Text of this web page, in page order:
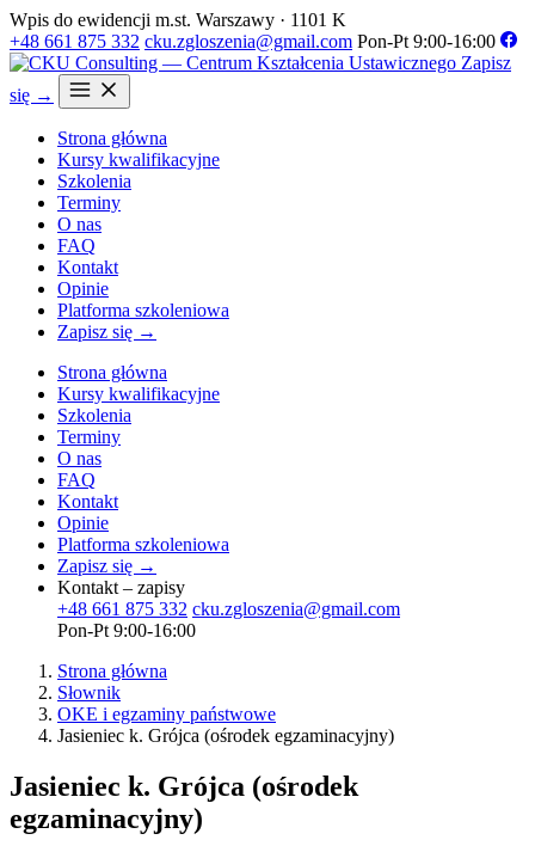
Wpis do ewidencji m.st. Warszawy · 1101 K
+48 661 875 332 cku.zgloszenia@gmail.com Pon-Pt 9:00-16:00
Zapisz
się →
Strona główna
Kursy kwalifikacyjne
Szkolenia
Terminy
O nas
FAQ
Kontakt
Opinie
Platforma szkoleniowa
Zapisz się →
Strona główna
Kursy kwalifikacyjne
Szkolenia
Terminy
O nas
FAQ
Kontakt
Opinie
Platforma szkoleniowa
Zapisz się →
Kontakt – zapisy
+48 661 875 332 cku.zgloszenia@gmail.com
Pon-Pt 9:00-16:00
Strona główna
Słownik
OKE i egzaminy państwowe
Jasieniec k. Grójca (ośrodek egzaminacyjny)
Jasieniec k. Grójca (ośrodek
egzaminacyjny)